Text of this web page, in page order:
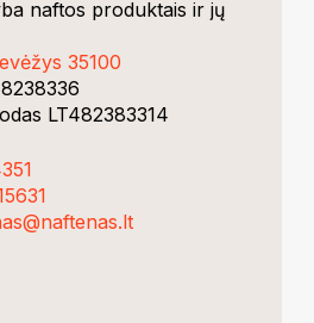
naftos produktais ir jų
35100
LT482383314